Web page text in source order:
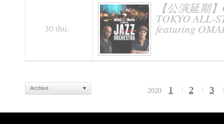
30 thu.
【公演延期
TOKYO ALL-
featuring
2020 1 2 3
Archive